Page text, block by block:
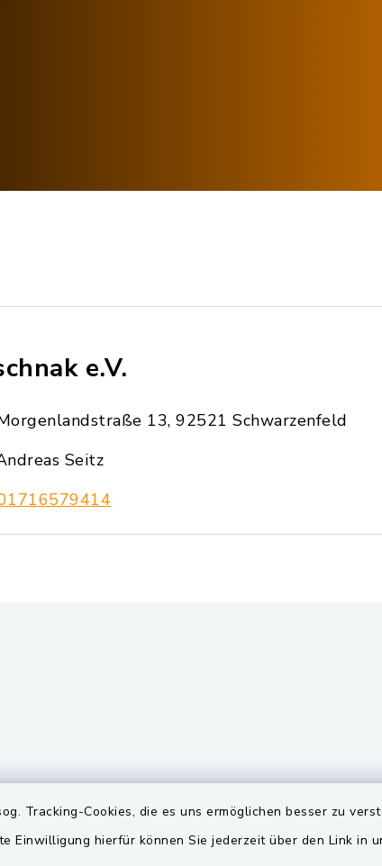
Tracking-Cookies, die es uns ermöglichen besser zu
Einwilligung hierfür können Sie jederzeit über den Link in
e.V.
13, 92521 Schwarzenfeld
Seitz
Quicklinks